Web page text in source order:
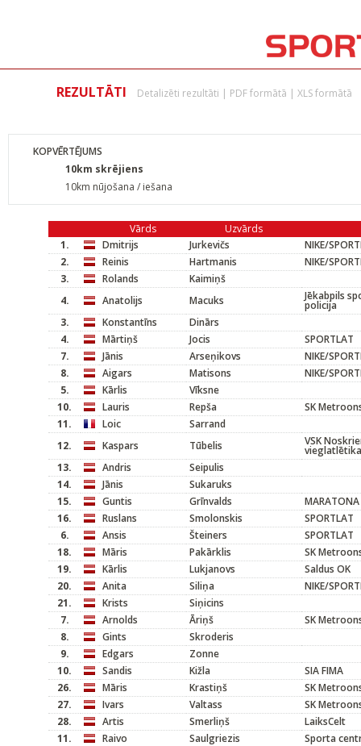
REZULTĀTI Detalizēti rezultāti | PDF formātā | XLS formātā
KOPVĒRTĒJUMS
10km skrējiens
10km nūjošana / iešana
Vārds
Uzvārds
1.
Dmitrijs Jurkevičs
NIKE/
2.
Reinis Hartmanis
NIKE/
3.
Rolands
Kaimiņš
4.
Anatolijs Macuks Jēkabpils
policija
3.
Konstantīns
Dinārs
4.
Mārtiņš Jocis
SPORTLAT
7.
Jānis Arseņikovs
NIKE/
8.
Aigars Matisons
NIKE/
5.
Kārlis
Vīksne
10.
Lauris Repša
SK
11.
Loic
Sarrand
12.
Kaspars Tūbelis VSK
13.
Andris
Seipulis
14.
Jānis
Sukaruks
15.
Guntis Grīnvalds
MARATONA
16.
Ruslans Smolonskis
SPORTLAT
6.
Ansis Šteiners
SPORTLAT
18.
Māris Pakārklis
SK
19.
Kārlis Lukjanovs
Saldus OK
20.
Anita Siliņa
NIKE/
21.
Krists
Siņicins
7.
Arnolds Āriņš
SK
8.
Gints
Skroderis
9.
Edgars
Zonne
10.
Sandis Kižla
SIA FIMA
26.
Māris Krastiņš
SK
27.
Ivars Valtass
SK
28.
Artis Smerliņš
LaiksCelt
11.
Raivo Saulgriezis
Sporta